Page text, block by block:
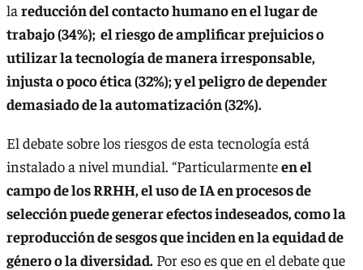
la reducción del contacto humano en el lugar de
trabajo (34%); el riesgo de amplificar prejuicios o
utilizar la tecnología de manera irresponsable,
injusta o poco ética (32%); y el peligro de depender
demasiado de la automatización (32%).
El debate sobre los riesgos de esta tecnología está
instalado a nivel mundial. “Particularmenteen el
campo de los RRHH, el uso de IA en procesos de
selección puede generar efectos indeseados, como la
reproducción de sesgos que inciden en la equidad de
género o la diversidad. Por eso es que en el debate que